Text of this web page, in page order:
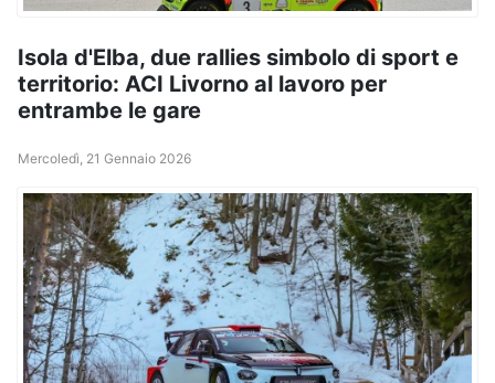
Isola d'Elba, due rallies simbolo di sport e
territorio: ACI Livorno al lavoro per
entrambe le gare
Mercoledì, 21 Gennaio 2026